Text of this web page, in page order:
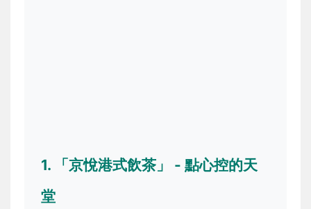
1. 「京悅港式飲茶」 - 點心控的天
堂